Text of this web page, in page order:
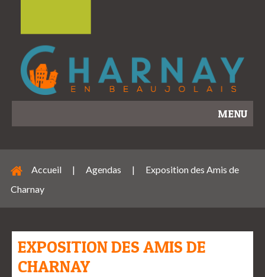
MENU
Accueil | Agendas |
Exposition des Amis de
Charnay
EXPOSITION DES AMIS DE
CHARNAY